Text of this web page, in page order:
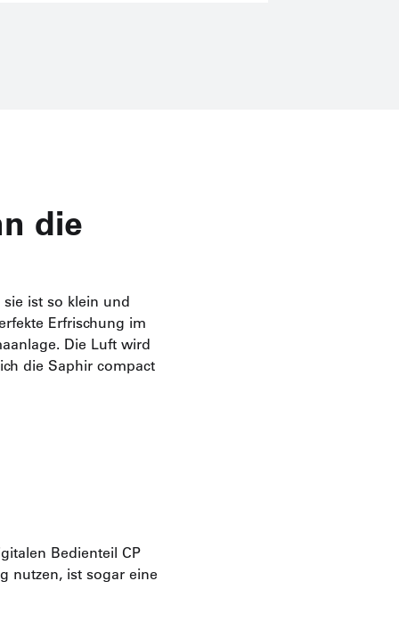
die
ist so klein und
Erfrischung im
Die Luft wird
die Saphir compact
Bedienteil CP
nutzen, ist sogar eine